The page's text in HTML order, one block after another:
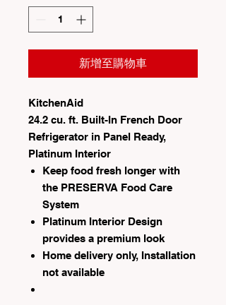
新增至購物車
KitchenAid
24.2 cu. ft. Built-In French Door
Refrigerator in Panel Ready,
Platinum Interior
Keep food fresh longer with
the PRESERVA Food Care
System
Platinum Interior Design
provides a premium look
Home delivery only, Installation
not available